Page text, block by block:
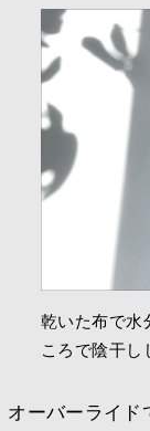
乾いた布で水
ころで陰干し
オーバーライド